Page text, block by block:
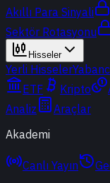
Akıllı Para Sinyali
Sektör Rotasyonu
Hisseler
Yerli Hisseler
ETF
Kripto
Analiz
Araçlar
Akademi
Canlı Yayın